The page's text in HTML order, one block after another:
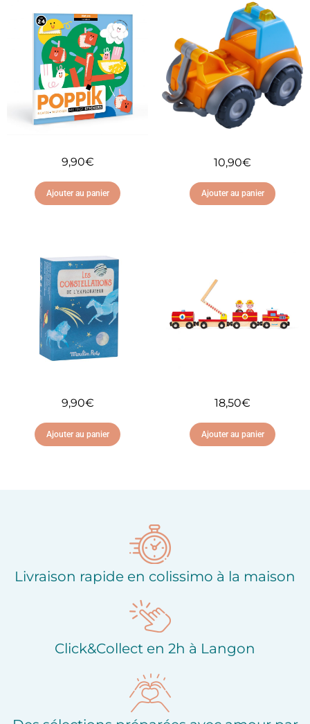
9,90€
Ajouter au panier
Ajouter à ma liste
d'envies
10,90€
Ajouter au panier
d'envies
9,90€
Ajouter au panier
18,50€
Ajouter au panier
Livraison rapide en colissimo à la maison
Click&Collect en 2h à Langon